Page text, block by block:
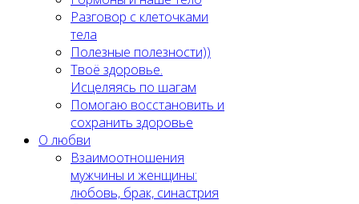
Разговор с клеточками
тела
Полезные полезности))
Твоё здоровье.
Исцеляясь по шагам
Помогаю восстановить и
сохранить здоровье
О любви
Взаимоотношения
мужчины и женщины:
любовь, брак, синастрия